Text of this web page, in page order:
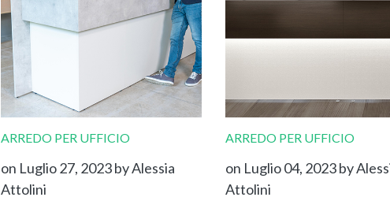
ARREDO PER UFFICIO
on Luglio 27, 2023by Alessia
Attolini
ARREDO PER UFFICIO
on Luglio 04, 2023by
Attolini